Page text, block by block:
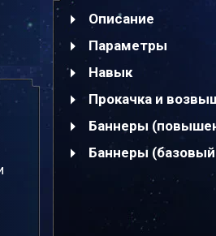
Описание
Параметры
Навык
Прокачка и
Баннеры
Баннеры